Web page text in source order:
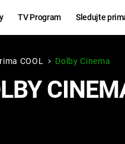
TV Program Sledujte
COOL Dolby Cinema